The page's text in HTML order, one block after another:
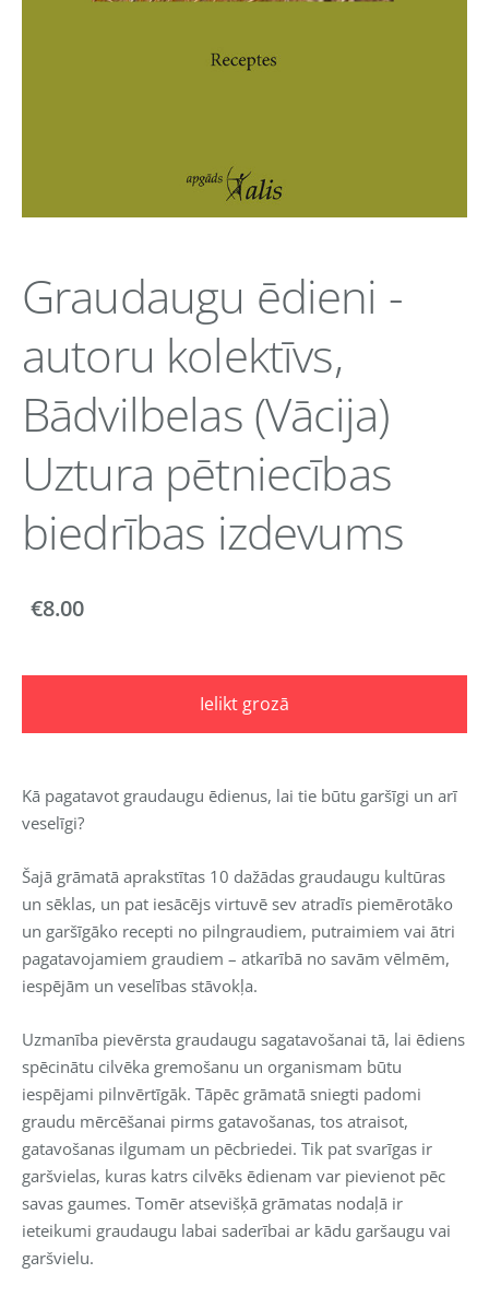
Graudaugu ēdieni -
autoru kolektīvs,
Bādvilbelas (Vācija)
Uztura pētniecības
biedrības izdevums
€8.00
Ielikt grozā
Kā pagatavot graudaugu ēdienus, lai tie būtu garšīgi un arī
veselīgi?
Šajā grāmatā aprakstītas 10 dažādas graudaugu kultūras
un sēklas, un pat iesācējs virtuvē sev atradīs piemērotāko
un garšīgāko recepti no pilngraudiem, putraimiem vai ātri
pagatavojamiem graudiem – atkarībā no savām vēlmēm,
iespējām un veselības stāvokļa.
Uzmanība pievērsta graudaugu sagatavošanai tā, lai ēdiens
spēcinātu cilvēka gremošanu un organismam būtu
iespējami pilnvērtīgāk. Tāpēc grāmatā sniegti padomi
graudu mērcēšanai pirms gatavošanas, tos atraisot,
gatavošanas ilgumam un pēcbriedei. Tik pat svarīgas ir
garšvielas, kuras katrs cilvēks ēdienam var pievienot pēc
savas gaumes. Tomēr atsevišķā grāmatas nodaļā ir
ieteikumi graudaugu labai saderībai ar kādu garšaugu vai
garšvielu.